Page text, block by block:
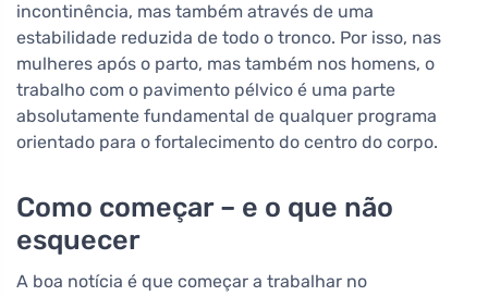
incontinência, mas também através de uma
estabilidade reduzida de todo o tronco. Por isso, nas
mulheres após o parto, mas também nos homens, o
trabalho com o pavimento pélvico é uma parte
absolutamente fundamental de qualquer programa
orientado para o fortalecimento do centro do corpo.
Como começar – e o que não
esquecer
A boa notícia é que começar a trabalhar no